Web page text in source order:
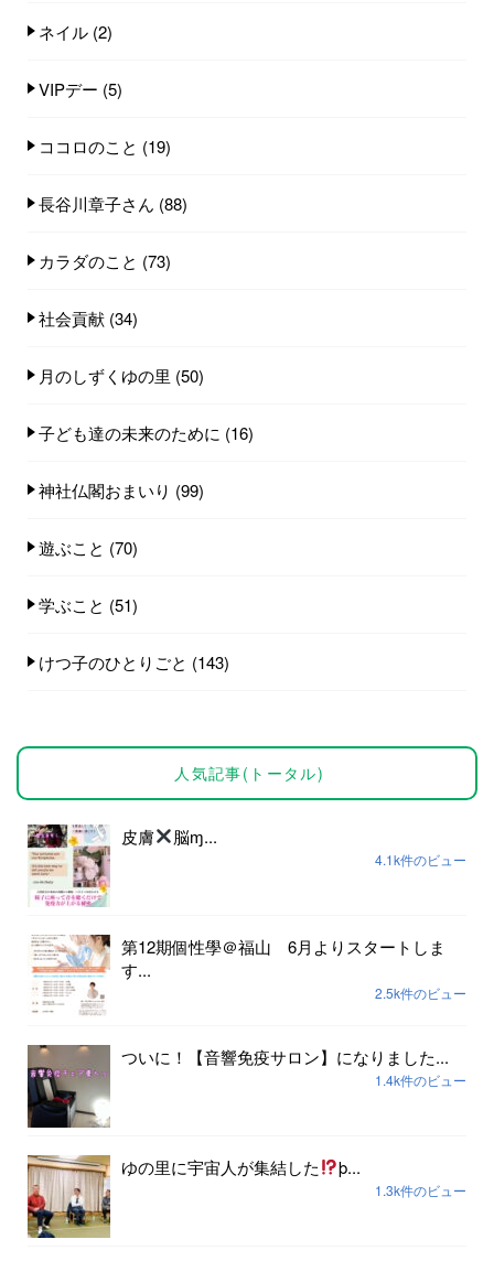
ネイル (2)
VIPデー (5)
ココロのこと (19)
長谷川章子さん (88)
カラダのこと (73)
社会貢献 (34)
月のしずくゆの里 (50)
子ども達の未来のために (16)
神社仏閣おまいり (99)
遊ぶこと (70)
学ぶこと (51)
けつ子のひとりごと (143)
人気記事(トータル)
皮膚 脳ɱ...
4.1k件のビュー
第12期個性學＠福山 6月よりスタートしま
す...
2.5k件のビュー
ついに！【音響免疫サロン】になりました...
1.4k件のビュー
ゆの里に宇宙人が集結した þ...
1.3k件のビュー